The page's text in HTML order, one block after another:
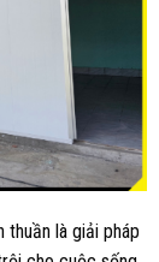
là giải pháp